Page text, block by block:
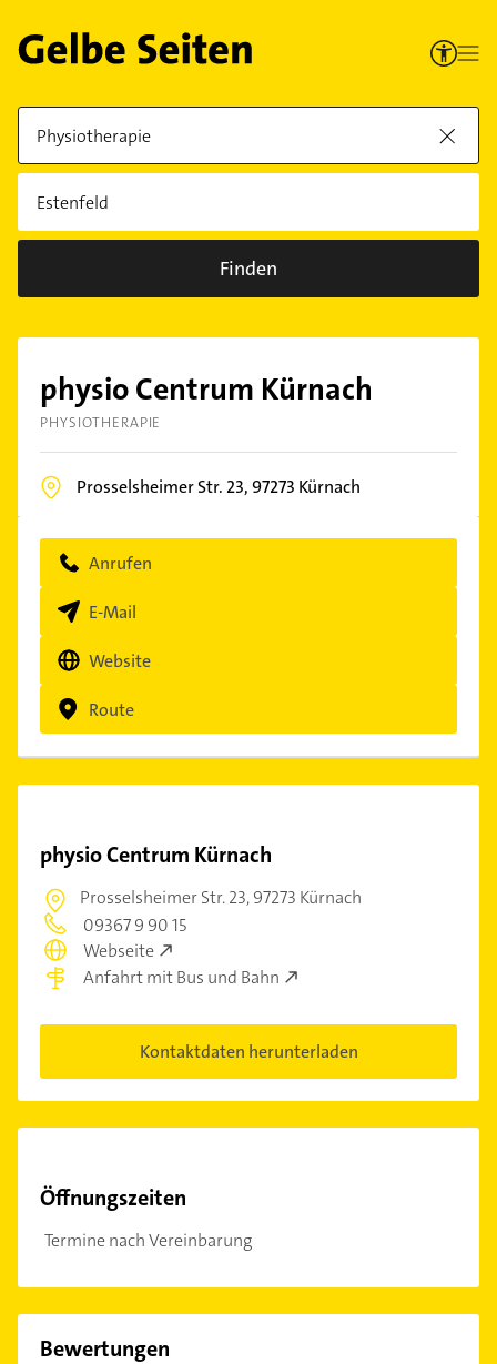
Finden
physio Centrum Kürnach
PHYSIOTHERAPIE
Prosselsheimer Str. 23,97273 Kürnach
Anrufen
E-Mail
Website
Route
physio Centrum Kürnach
Prosselsheimer Str. 23,97273 Kürnach
09367 9 90 15
Webseite
Anfahrt mit Bus und Bahn
Kontaktdaten herunterladen
Öffnungszeiten
Termine nach Vereinbarung
Bewertungen